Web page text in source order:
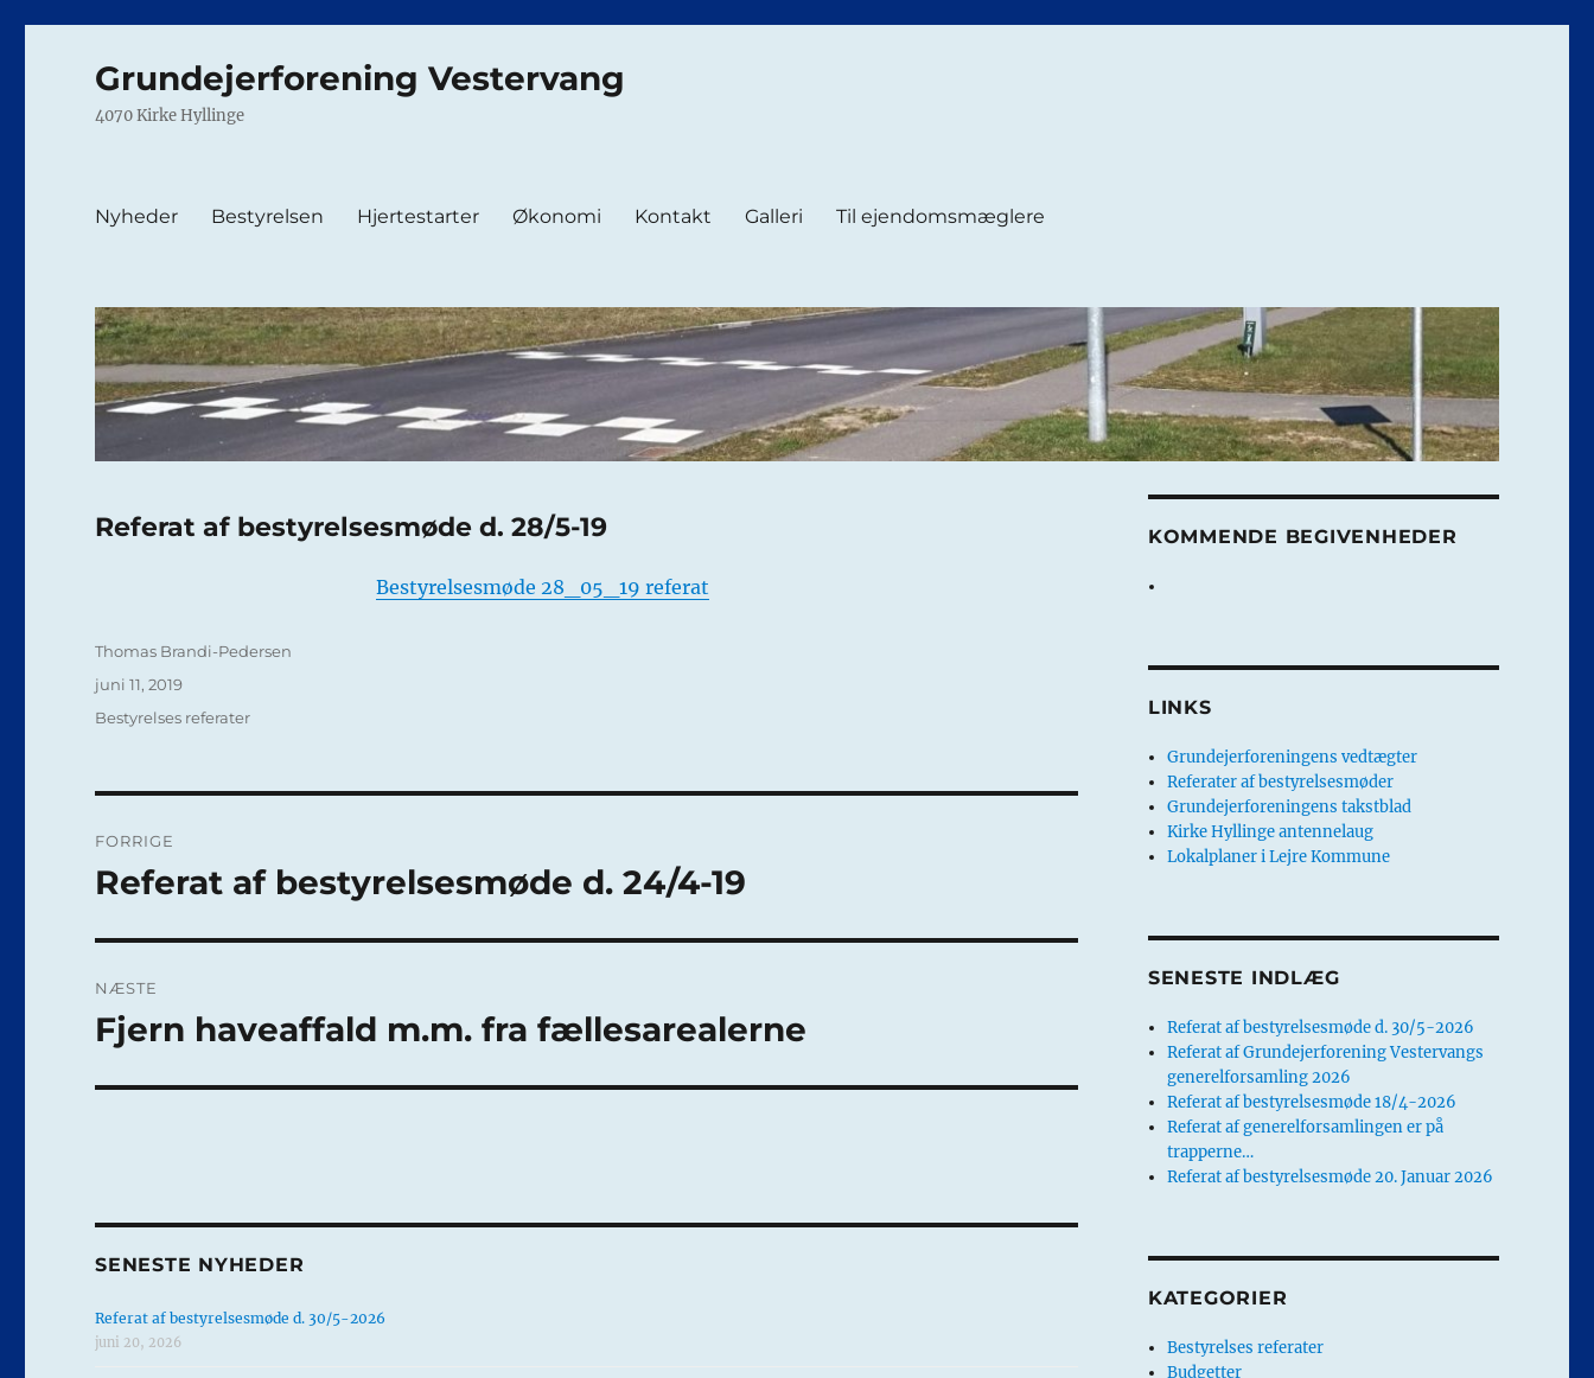
Grundejerforening Vestervang
4070 Kirke Hyllinge
Nyheder Bestyrelsen Hjertestarter Økonomi Kontakt Galleri Til ejendomsmæglere
Referat af bestyrelsesmøde d. 28/5-19
Bestyrelsesmøde 28_05_19 referat
Forfatter
Thomas Brandi-Pedersen
Udgivet
juni 11, 2019
Kategorier
Bestyrelses referater
FORRIGE
Forrige
Referat af bestyrelsesmøde d. 24/4-19
NÆSTE
Næste
Fjern haveaffald m.m. fra fællesarealerne
SENESTE NYHEDER
Referat af bestyrelsesmøde d. 30/5-2026
juni 20, 2026
KOMMENDE BEGIVENHEDER
LINKS
Grundejerforeningens vedtægter
Referater af bestyrelsesmøder
Grundejerforeningens takstblad
Kirke Hyllinge antennelaug
Lokalplaner i Lejre Kommune
SENESTE INDLÆG
Referat af bestyrelsesmøde d. 30/5-2026
Referat af Grundejerforening Vestervangs
generelforsamling 2026
Referat af bestyrelsesmøde 18/4-2026
Referat af generelforsamlingen er på
trapperne…
Referat af bestyrelsesmøde 20. Januar 2026
KATEGORIER
Bestyrelses referater
Budgetter